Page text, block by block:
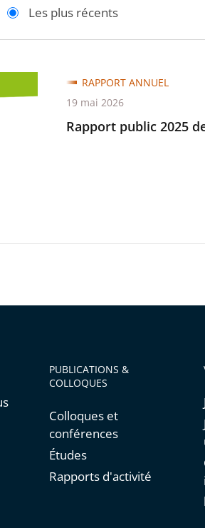
Les plus récents
Rapport public 2025
RAPPORT ANNUEL
19 mai 2026
PUBLICATIONS &
COLLOQUES
Colloques et
conférences
Études
Rapports d'activité